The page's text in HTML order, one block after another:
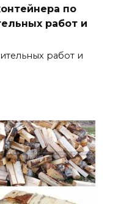
по
работ и
работ и